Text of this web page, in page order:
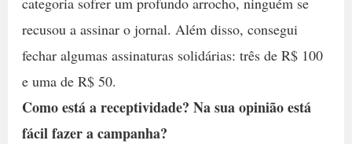
recusou a assinar o jornal. Além disso, consegui
fechar algumas assinaturas solidárias: três de R$ 100
e uma de R$ 50.
Como está a receptividade? Na sua opinião está
fácil fazer a campanha?